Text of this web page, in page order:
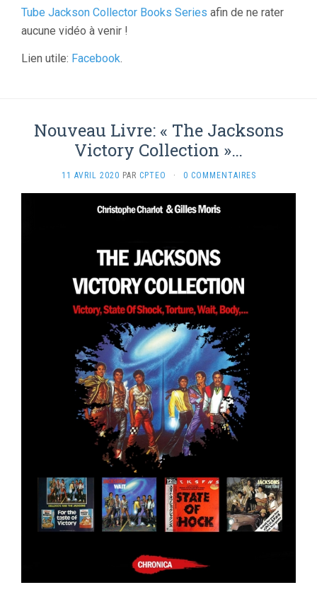
Tube Jackson Collector Books Series afin de ne rater
aucune vidéo à venir !
Lien utile: Facebook.
Nouveau Livre: « The Jacksons
Victory Collection »…
11 AVRIL 2020 PAR CPTEO · 0 COMMENTAIRES